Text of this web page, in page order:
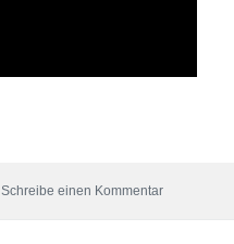
Schreibe einen Kommentarzu Hier